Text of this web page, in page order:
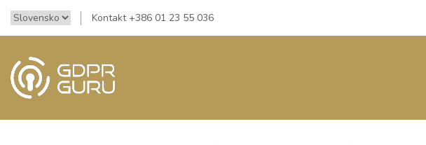
Kontakt +386 01 23 55 036